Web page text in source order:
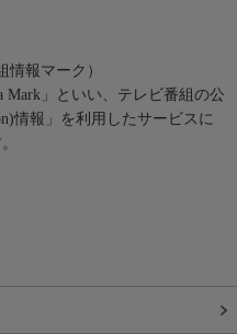
情報マーク）
Mark」といい、テレビ番組の公
情報」を利用したサービスに